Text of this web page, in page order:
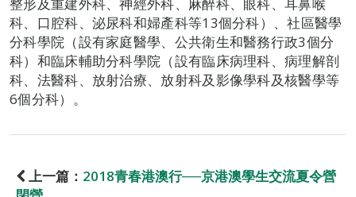
科、口腔科、泌尿科和婦產科等13個分科）、社區醫學
分科學院（設有家庭醫學、公共衛生和醫務行政3個分
科）和臨床輔助分科學院（設有臨床病理科、病理解剖
科、法醫科、放射治療、放射科及影像學科及核醫學等
6個分科）。
上一篇： 2018青春港澳行──京港澳學生交流夏令營